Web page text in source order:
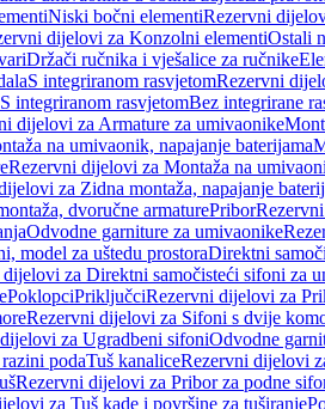
Niski bočni elementiRezervni
dijelovi za Konzolni elementiOstali
Držači ručnika i vješalice za ručnike
S integriranom rasvjetomRezervni
integriranom rasvjetomBez integrirane
dijelovi za Armature za umivaonike
na umivaonik, napajanje baterijama
Rezervni dijelovi za Montaža na
za Zidna montaža, napajanje
dvoručne armaturePribor
Odvodne garniture za umivaonike
model za uštedu prostoraDirektni
za Direktni samočisteći sifoni za
PoklopciPriključciRezervni dijelovi za
Rezervni dijelovi za Sifoni s dvije
za Ugradbeni sifoniOdvodne
podaTuš kanaliceRezervni dijelovi
Rezervni dijelovi za Pribor za podne
za Tuš kade i površine za tuširanje